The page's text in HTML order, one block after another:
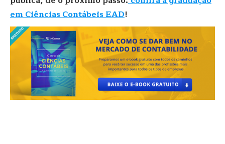
em Ciências Contábeis EAD!